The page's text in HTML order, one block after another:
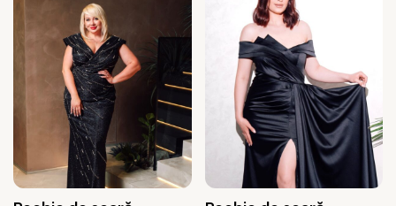
4.390 MDL.
2.450 MDL.